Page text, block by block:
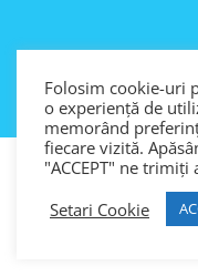
Copyright 2025
Arhanghelilor
Folosim cookie-uri
o experiență de
memorând
fiecare vizită.
"ACCEPT" ne trimiți
Setari Cookie